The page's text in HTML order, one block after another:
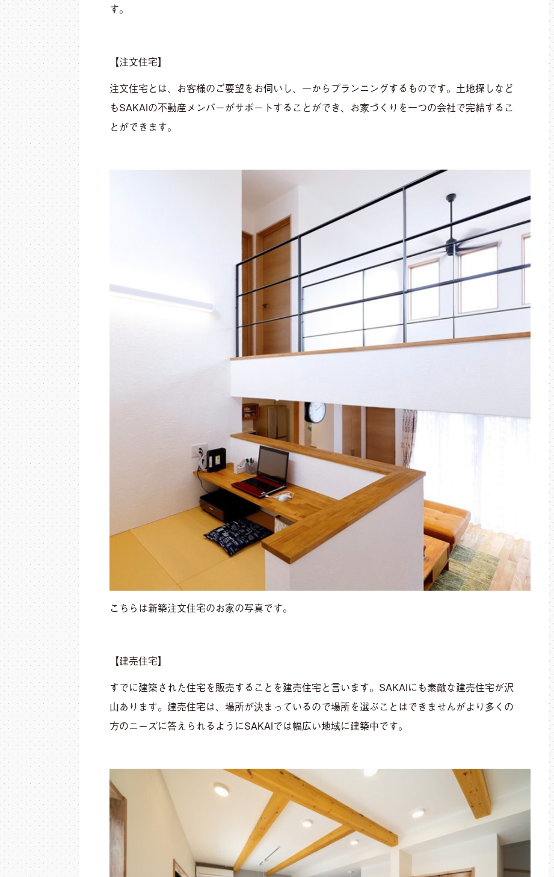
す。
【注文住宅】
注文住宅とは、お客様のご要望をお伺いし、一からプランニングするものです。土地探しなど
もSAKAIの不動産メンバーがサポートすることができ、お家づくりを一つの会社で完結するこ
とができます。
こちらは新築注文住宅のお家の写真です。
【建売住宅】
すでに建築された住宅を販売することを建売住宅と言います。SAKAIにも素敵な建売住宅が沢
山あります。建売住宅は、場所が決まっているので場所を選ぶことはできませんがより多くの
方のニーズに答えられるようにSAKAIでは幅広い地域に建築中です。